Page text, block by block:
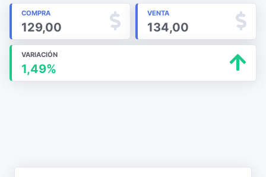
COMPRA
129,00
VENTA
134,00
VARIACIÓN
1,49%